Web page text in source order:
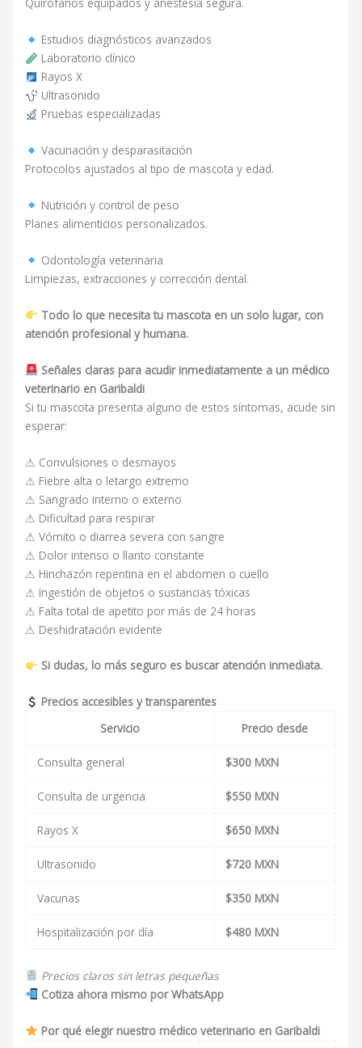
Quirófanos equipados y anestesia segura.
Estudios diagnósticos avanzados
Laboratorio clínico
Rayos X
Ultrasonido
Pruebas especializadas
Vacunación y desparasitación
Protocolos ajustados al tipo de mascota y edad.
Nutrición y control de peso
Planes alimenticios personalizados.
Odontología veterinaria
Limpiezas, extracciones y corrección dental.
Todo lo que necesita tu mascota en un solo lugar, con
atención profesional y humana.
Señales claras para acudir inmediatamente a un médico
veterinario en Garibaldi
Si tu mascota presenta alguno de estos síntomas, acude sin
esperar:
⚠ Convulsiones o desmayos
⚠ Fiebre alta o letargo extremo
⚠ Sangrado interno o externo
⚠ Dificultad para respirar
⚠ Vómito o diarrea severa con sangre
⚠ Dolor intenso o llanto constante
⚠ Hinchazón repentina en el abdomen o cuello
⚠ Ingestión de objetos o sustancias tóxicas
⚠ Falta total de apetito por más de 24 horas
⚠ Deshidratación evidente
Si dudas, lo más seguro es buscar atención inmediata.
Precios accesibles y transparentes
Servicio
Precio desde
Consulta general $300 MXN
Consulta de urgencia $550 MXN
Rayos X $650 MXN
Ultrasonido $720 MXN
Vacunas $350 MXN
Hospitalización por día $480 MXN
Precios claros sin letras pequeñas
Cotiza ahora mismo por WhatsApp
Por qué elegir nuestro médico veterinario en Garibaldi